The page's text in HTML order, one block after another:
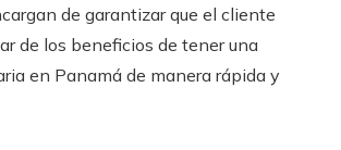
de garantizar que el cliente
de los beneficios de tener una
en Panamá de manera rápida y